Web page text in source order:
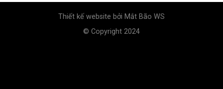
Thiết kế website bởi Mắt Bão WS
© Copyright 2024